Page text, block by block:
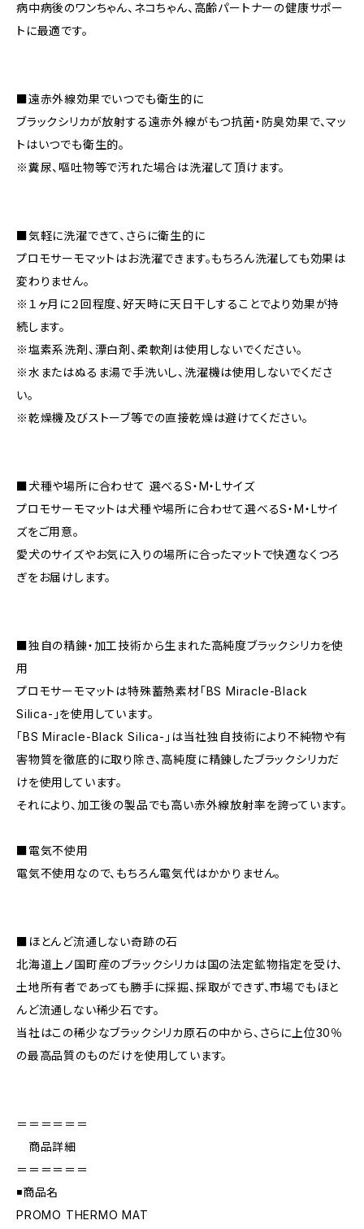
病中病後のワンちゃん、ネコちゃん、高齢パートナーの健康サポー
トに最適です。
■遠赤外線効果でいつでも衛生的に
ブラックシリカが放射する遠赤外線がもつ抗菌・防臭効果で、マッ
トはいつでも衛生的。
※糞尿、嘔吐物等で汚れた場合は洗濯して頂けます。
■気軽に洗濯できて、さらに衛生的に
プロモサーモマットはお洗濯できます。もちろん洗濯しても効果は
変わりません。
※１ヶ月に２回程度、好天時に天日干しすることでより効果が持
続します。
※塩素系洗剤、漂白剤、柔軟剤は使用しないでください。
※水またはぬるま湯で手洗いし、洗濯機は使用しないでくださ
い。
※乾燥機及びストーブ等での直接乾燥は避けてください。
■犬種や場所に合わせて 選べるS・M・Lサイズ
プロモサーモマットは犬種や場所に合わせて選べるS・M・Lサイ
ズをご用意。
愛犬のサイズやお気に入りの場所に合ったマットで快適なくつろ
ぎをお届けします。
■独自の精錬・加工技術から生まれた高純度ブラックシリカを使
用
プロモサーモマットは特殊蓄熱素材「BS Miracle-Black
Silica-」を使用しています。
「BS Miracle-Black Silica-」は当社独自技術により不純物や有
害物質を徹底的に取り除き、高純度に精錬したブラックシリカだ
けを使用しています。
それにより、加工後の製品でも高い赤外線放射率を誇っています。
■電気不使用
電気不使用なので、もちろん電気代はかかりません。
■ほとんど流通しない奇跡の石
北海道上ノ国町産のブラックシリカは国の法定鉱物指定を受け、
土地所有者であっても勝手に採掘、採取ができず、市場でもほと
んど流通しない稀少石です。
当社はこの稀少なブラックシリカ原石の中から、さらに上位30％
の最高品質のものだけを使用しています。
＝＝＝＝＝＝
商品詳細
＝＝＝＝＝＝
◾️商品名
PROMO THERMO MAT